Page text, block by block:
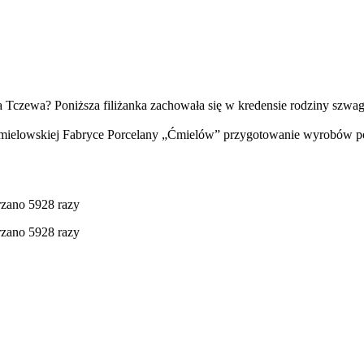
Poniższa filiżanka zachowała się w kredensie rodziny
Fabryce Porcelany „Ćmielów” przygotowanie
5928 razy
5928 razy